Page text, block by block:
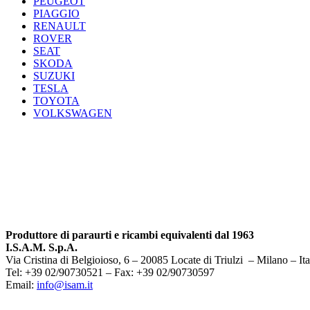
PIAGGIO
RENAULT
ROVER
SEAT
SKODA
SUZUKI
TESLA
TOYOTA
VOLKSWAGEN
Produttore di paraurti e ricambi equivalenti dal 1963
I.S.A.M. S.p.A.
Via Cristina di Belgioioso, 6 – 20085 Locate di Triulzi – Milano –
Tel: +39 02/90730521 – Fax: +39 02/90730597
Email: info@isam.it